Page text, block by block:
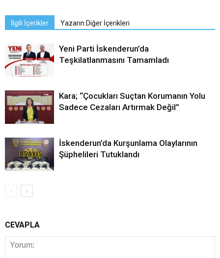
İlgili İçerikler Yazarın Diğer İçerikleri
Yeni Parti İskenderun’da
Teşkilatlanmasını Tamamladı
Kara; “Çocukları Suçtan Korumanın Yolu
Sadece Cezaları Artırmak Değil”
İskenderun’da Kurşunlama Olaylarının
Şüphelileri Tutuklandı
CEVAPLA